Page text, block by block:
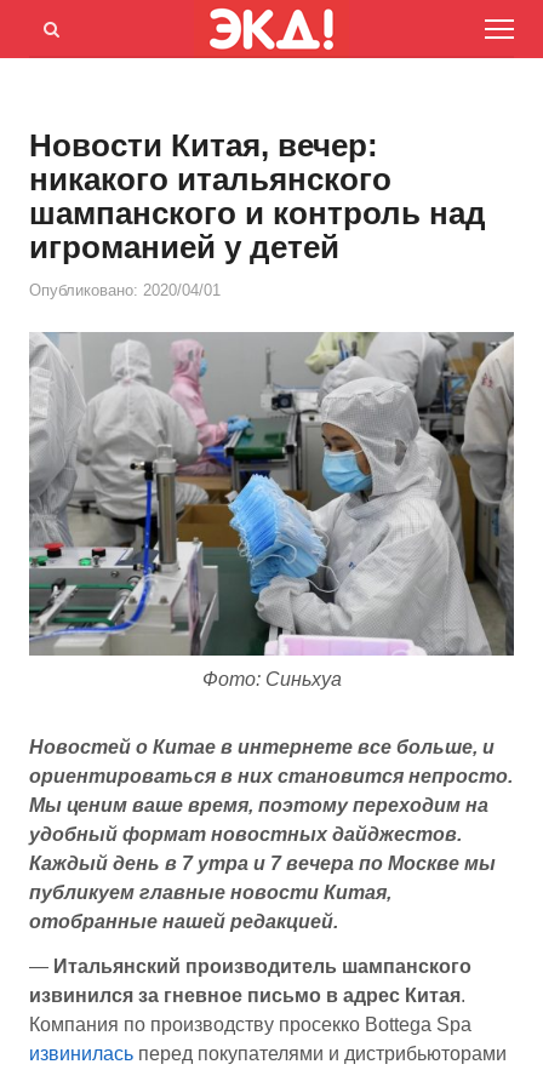
Menu
Открыть
Новости Китая, вечер:
никакого итальянского
шампанского и контроль над
игроманией у детей
Опубликовано: 2020/04/01
Фото: Синьхуа
Новостей о Китае в интернете все больше, и
ориентироваться в них становится непросто.
Мы ценим ваше время, поэтому переходим на
удобный формат новостных дайджестов.
Каждый день в 7 утра и 7 вечера по Москве мы
публикуем главные новости Китая,
отобранные нашей редакцией.
— Итальянский производитель шампанского
извинился за гневное письмо в адрес Китая.
Компания по производству просекко Bottega Spa
извинилась перед покупателями и дистрибьюторами